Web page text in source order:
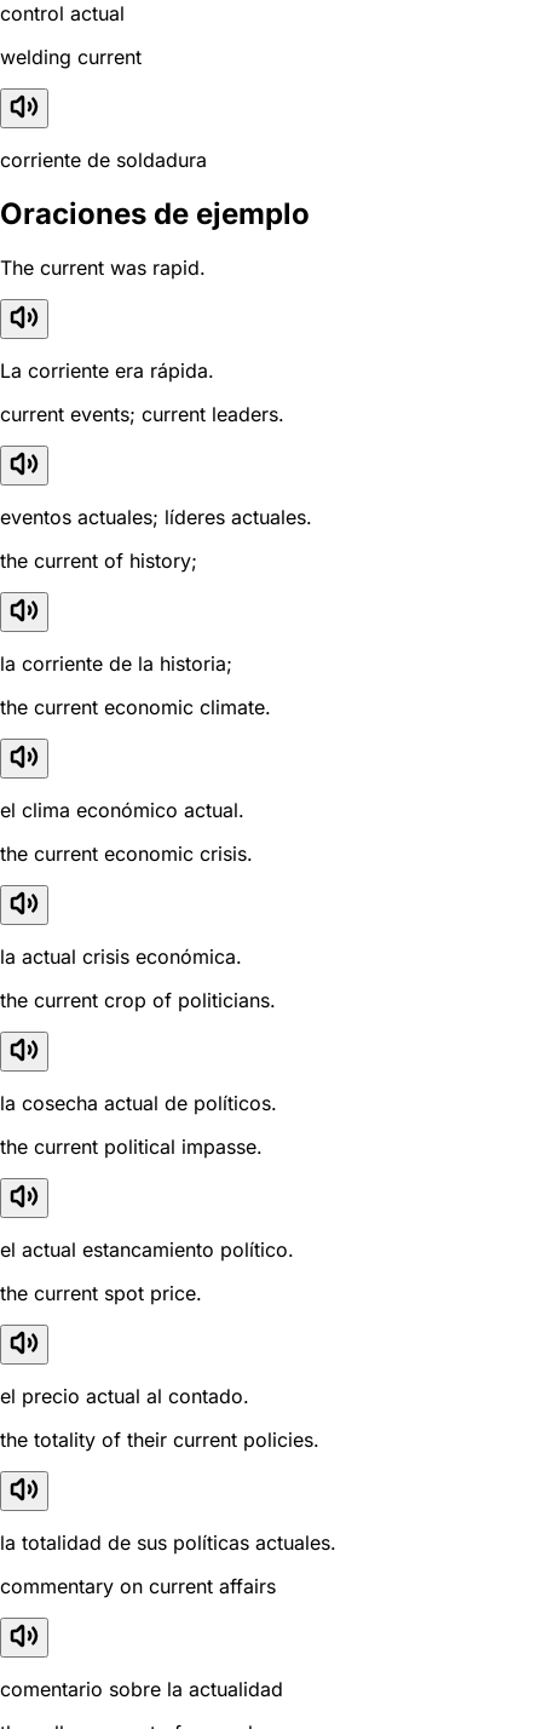
control actual
welding current
corriente de soldadura
Oraciones de ejemplo
The current was rapid.
La corriente era rápida.
current events; current leaders.
eventos actuales; líderes actuales.
the current of history;
la corriente de la historia;
the current economic climate.
el clima económico actual.
the current economic crisis.
la actual crisis económica.
the current crop of politicians.
la cosecha actual de políticos.
the current political impasse.
el actual estancamiento político.
the current spot price.
el precio actual al contado.
the totality of their current policies.
la totalidad de sus políticas actuales.
commentary on current affairs
comentario sobre la actualidad